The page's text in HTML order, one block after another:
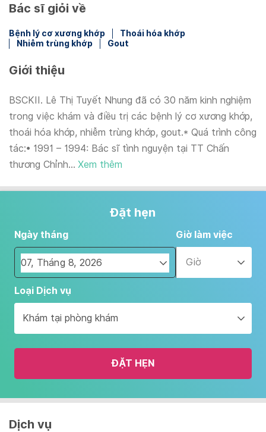
Bác sĩ giỏi về
Bệnh lý cơ xương khớp
Thoái hóa khớp
Nhiễm trùng khớp
Gout
Giới thiệu
BSCKII. Lê Thị Tuyết Nhung đã có 30 năm kinh nghiệm
trong việc khám và điều trị các bệnh lý cơ xương khớp,
thoái hóa khớp, nhiễm trùng khớp, gout.* Quá trình công
tác:• 1991 – 1994: Bác sĩ tình nguyện tại TT Chấn
thương Chỉnh... Xem thêm
Đặt hẹn
Ngày tháng
Navigate
forward
interact
with
the
and
date.
Giờ làm việc
Giờ
Loại Dịch vụ
Khám tại phòng khám
ĐẶT HẸN
Dịch vụ